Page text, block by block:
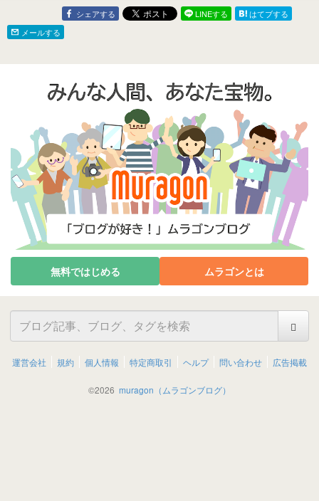
シェアする LINEする
はてブする
メールする
無料ではじめる ムラゴンとは
運営会社 規約 個人情報 特定商取引 ヘルプ 問い合わせ 広告掲載
©2026 muragon（ムラゴンブログ）